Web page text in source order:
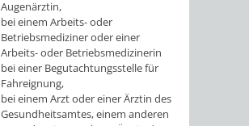
Augenärztin,
bei einem Arbeits- oder
Betriebsmediziner oder einer
Arbeits- oder Betriebsmedizinerin
bei einer Begutachtungsstelle für
Fahreignung,
bei einem Arzt oder einer Ärztin des
Gesundheitsamtes, einem anderen